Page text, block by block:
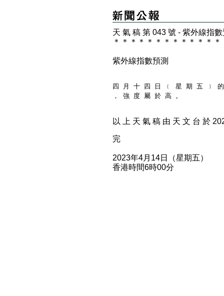
天 氣 稿 第 043 號 - 紫外線指
＊
＊ ＊ ＊ ＊ ＊ ＊ ＊ ＊ ＊ ＊ ＊ ＊
紫外線指數預測
四 月 十 四 日 ﹝ 星 期 五 ﹞
， 強 度 屬 於 高 。
以 上 天 氣 稿 由 天 文 台 於
完
2023年4月14日（星期五）
香港時間6時00分